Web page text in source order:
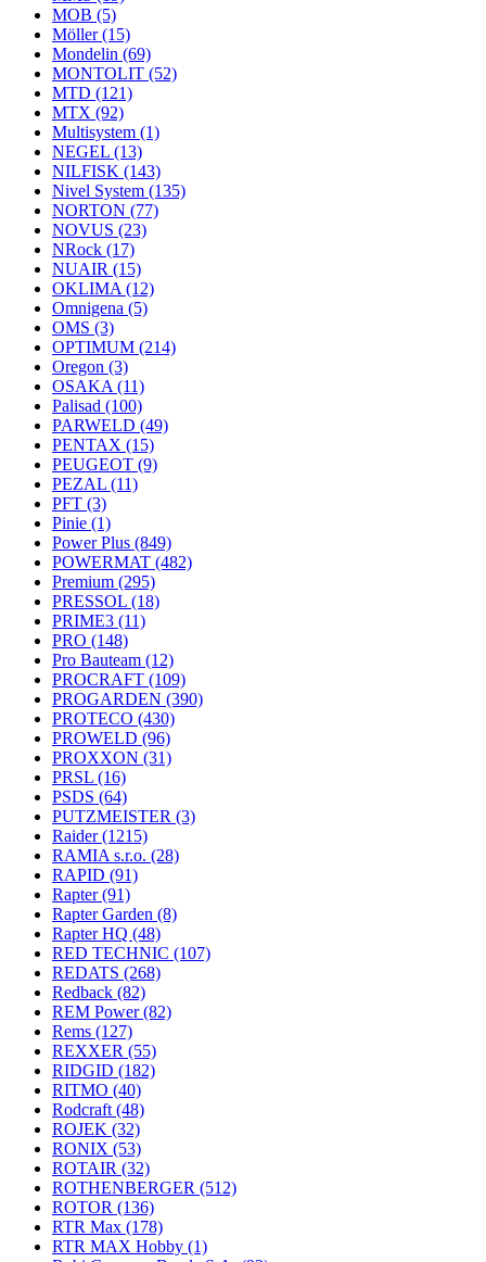
MOB (5)
Möller(15)
Mondelin (69)
MONTOLIT (52)
MTD (121)
MTX (92)
Multisystem (1)
NEGEL (13)
NILFISK (143)
Nivel System (135)
NORTON (77)
NOVUS (23)
NRock (17)
NUAIR (15)
OKLIMA (12)
Omnigena (5)
OMS (3)
OPTIMUM (214)
Oregon (3)
OSAKA (11)
Palisad (100)
PARWELD (49)
PENTAX (15)
PEUGEOT (9)
PEZAL (11)
PFT (3)
Pinie (1)
Power Plus (849)
POWERMAT (482)
Premium (295)
PRESSOL (18)
PRIME3 (11)
PRO (148)
Pro Bauteam (12)
PROCRAFT (109)
PROGARDEN (390)
PROTECO (430)
PROWELD (96)
PROXXON (31)
PRSL (16)
PSDS (64)
PUTZMEISTER (3)
Raider(1215)
RAMIA s.r.o. (28)
RAPID (91)
Rapter(91)
Rapter Garden (8)
Rapter HQ (48)
RED TECHNIC (107)
REDATS (268)
Redback (82)
REM Power(82)
Rems (127)
REXXER (55)
RIDGID (182)
RITMO (40)
Rodcraft (48)
ROJEK (32)
RONIX (53)
ROTAIR (32)
ROTHENBERGER (512)
ROTOR (136)
RTR Max (178)
RTR MAX Hobby (1)